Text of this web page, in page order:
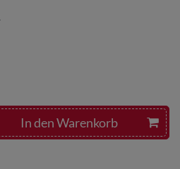
In den Warenkorb